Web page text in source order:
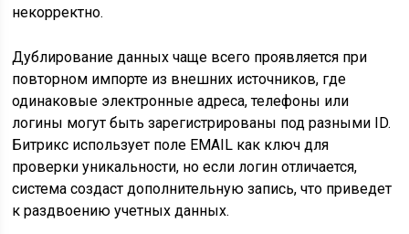
некорректно.
Дублирование данных чаще всего проявляется при
повторном импорте из внешних источников, где
одинаковые электронные адреса, телефоны или
логины могут быть зарегистрированы под разными ID.
Битрикс использует поле EMAIL как ключ для
проверки уникальности, но если логин отличается,
система создаст дополнительную запись, что приведет
к раздвоению учетных данных.